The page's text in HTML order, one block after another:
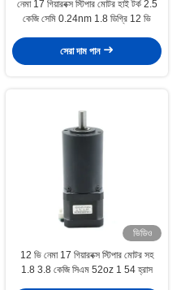
নেমা 17 গিয়ারবক্স স্টিপার মোটর হাই টর্ক 2.5
কেজি সেমি 0.24nm 1.8 ডিগ্রি 12 ভি
সেরা দাম পান
ভিডিও
12 ভি নেমা 17 গিয়ারবক্স স্টিপার মোটর সহ
1.8 3.8 কেজি সিএম 52oz 1 54 হ্রাস